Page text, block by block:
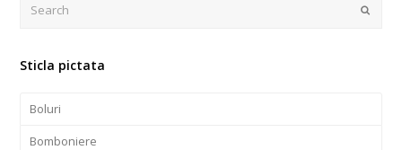
Submit
Sticla pictata
Boluri
Bomboniere